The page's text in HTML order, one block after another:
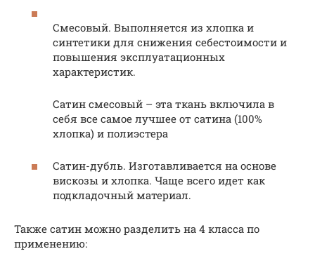
Смесовый. Выполняется из хлопка и
синтетики для снижения себестоимости и
повышения эксплуатационных
характеристик.
Сатин смесовый – эта ткань включила в
себя все самое лучшее от сатина (100%
хлопка) и полиэстера
Сатин-дубль. Изготавливается на основе
вискозы и хлопка. Чаще всего идет как
подкладочный материал.
Также сатин можно разделить на 4 класса по
применению: